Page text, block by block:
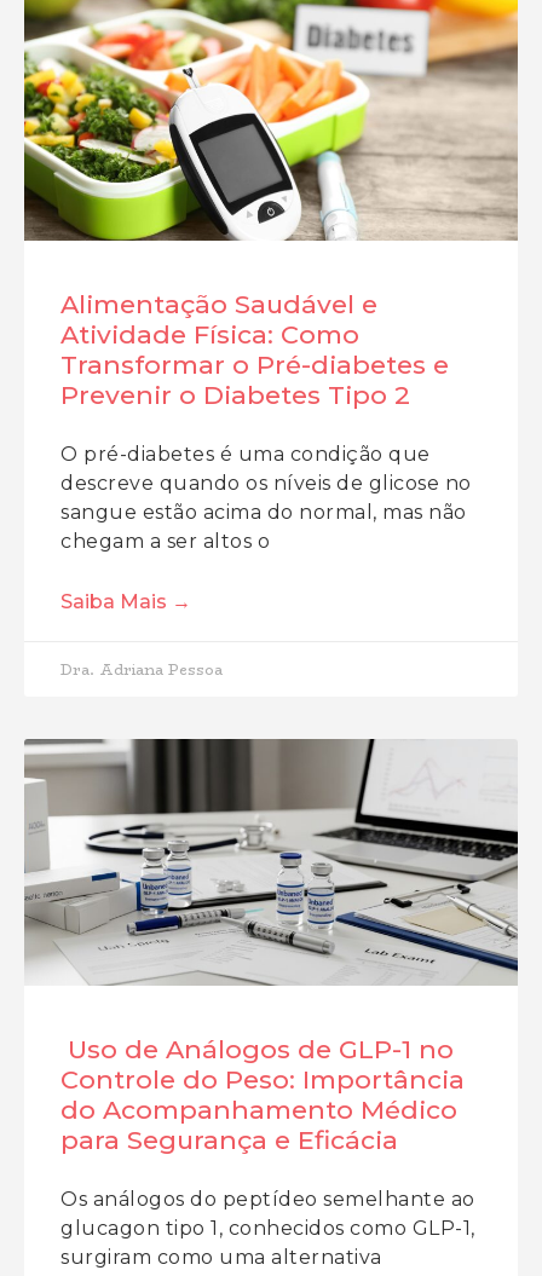
Alimentação Saudável e
Atividade Física: Como
Transformar o Pré-diabetes e
Prevenir o Diabetes Tipo 2
O pré-diabetes é uma condição que
descreve quando os níveis de glicose no
sangue estão acima do normal, mas não
chegam a ser altos o
Saiba Mais →
Dra. Adriana Pessoa
Uso de Análogos de GLP-1 no
Controle do Peso: Importância
do Acompanhamento Médico
para Segurança e Eficácia
Os análogos do peptídeo semelhante ao
glucagon tipo 1, conhecidos como GLP-1,
surgiram como uma alternativa